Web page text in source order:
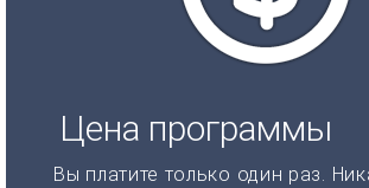
Цена программы
Вы платите только один раз.